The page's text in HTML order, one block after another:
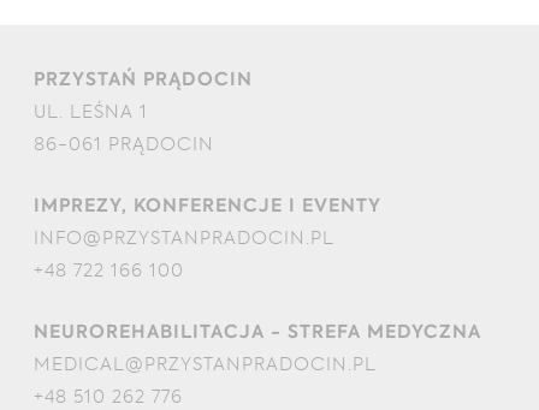
PRZYSTAŃ PRĄDOCIN
UL. LEŚNA 1
86-061 PRĄDOCIN
IMPREZY, KONFERENCJE I EVENTY
INFO@PRZYSTANPRADOCIN.PL
+48 722 166 100
NEUROREHABILITACJA - STREFA MEDYCZNA
MEDICAL@PRZYSTANPRADOCIN.PL
+48 510 262 776